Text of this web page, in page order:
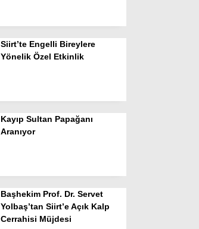
Siirt’te Engelli Bireylere
Yönelik Özel Etkinlik
Kayıp Sultan Papağanı
Aranıyor
Başhekim Prof. Dr. Servet
Yolbaş’tan Siirt’e Açık Kalp
Cerrahisi Müjdesi